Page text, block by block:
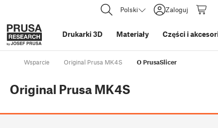
Polski Zaloguj
Drukarki 3D Materiały Części i
Wsparcie Original Prusa MK4S O PrusaSlicer
Original Prusa MK4S